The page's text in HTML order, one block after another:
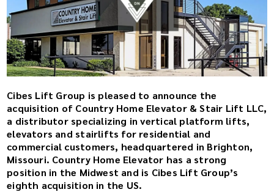
Cibes Lift Group is pleased to announce the
acquisition of Country Home Elevator & Stair Lift LLC,
a distributor specializing in vertical platform lifts,
elevators and stairlifts for residential and
commercial customers, headquartered in Brighton,
Missouri. Country Home Elevator has a strong
position in the Midwest and is Cibes Lift Group’s
eighth acquisition in the US.